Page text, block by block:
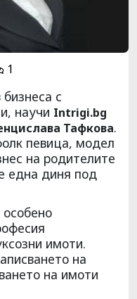
1
бизнеса с
научи Intrigi.bg
Тафкова.
певица, модел
на родителите
една диня под
имоти.
на
на имоти